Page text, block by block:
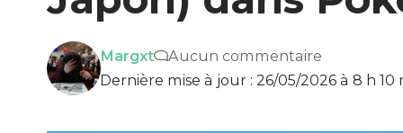
Dernière mise à jour : 26/05/2026 à 8 h 10
Margxt Aucun commentaire